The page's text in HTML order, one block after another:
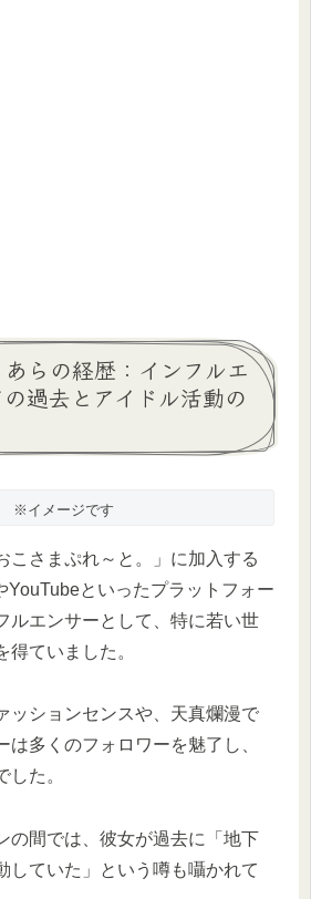
らの経歴：インフルエ
過去とアイドル活動の
※イメージです
こさまぷれ～と。」に加入する
YouTubeといったプラットフォー
ルエンサーとして、特に若い世
得ていました。
ッションセンスや、天真爛漫で
は多くのフォロワーを魅了し、
した。
の間では、彼女が過去に「地下
していた」という噂も囁かれて